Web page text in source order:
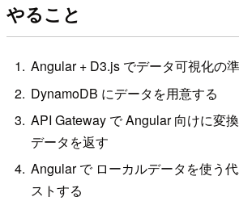
やること
Angular + D3.js でデータ可視化の
DynamoDB にデータを用意する
API Gateway で Angular 向けに変
データを返す
Angular で ローカルデータを使う
ストする